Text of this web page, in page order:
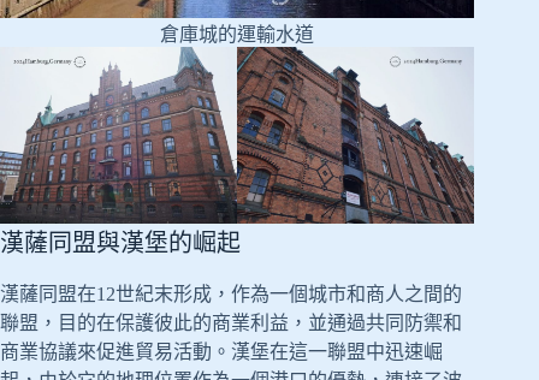
倉庫城的運輸水道
漢薩同盟與漢堡的崛起
漢薩同盟在12世紀末形成，作為一個城市和商人之間的
聯盟，目的在保護彼此的商業利益，並通過共同防禦和
商業協議來促進貿易活動。漢堡在這一聯盟中迅速崛